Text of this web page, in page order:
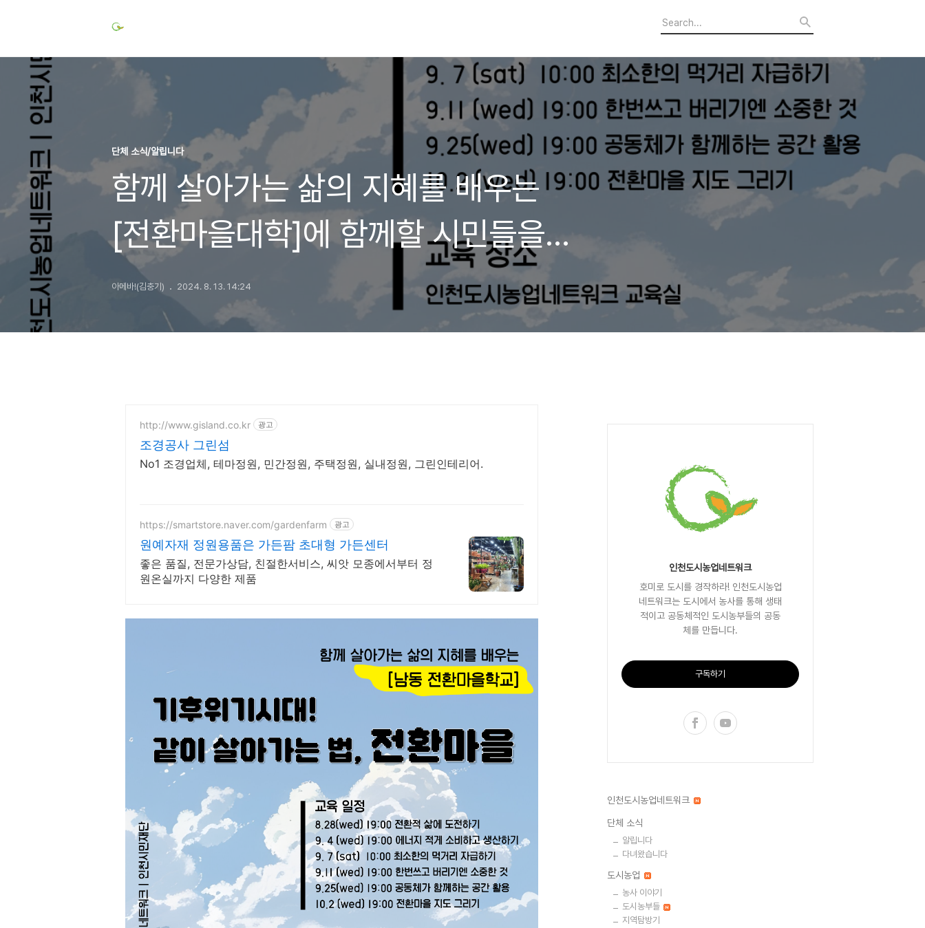
단체 소식/알립니다
함께 살아가는 삶의 지혜를 배우는
[전환마을대학]에 함께할 시민들을
모십니다.
아메바!(김충기) 2024. 8. 13. 14:24
http://www.gisland.co.kr 광고
조경공사 그린섬
No1 조경업체, 테마정원, 민간정원, 주택정원, 실내정원, 그린인테리어.
https://smartstore.naver.com/gardenfarm 광고
원예자재 정원용품은 가든팜 초대형 가든센터
좋은 품질, 전문가상담, 친절한서비스, 씨앗 모종에서부터 정
원온실까지 다양한 제품
인천도시농업네트워크
호미로 도시를 경작하라! 인천도시농업
네트워크는 도시에서 농사를 통해 생태
적이고 공동체적인 도시농부들의 공동
체를 만듭니다.
구독하기
인천도시농업네트워크
단체 소식
알립니다
다녀왔습니다
도시농업
농사 이야기
도시농부들
지역탐방기